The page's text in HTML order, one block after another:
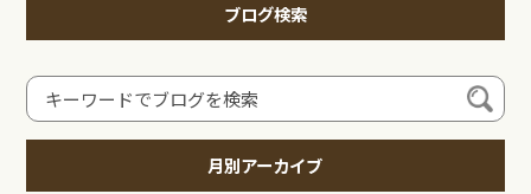
ブログ検索
月別アーカイブ